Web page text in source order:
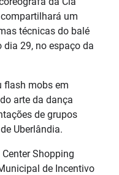
um
técnicas do balé
29, no espaço da
flash mobs em
arte da dança
de grupos
Uberlândia.
Shopping
de Incentivo